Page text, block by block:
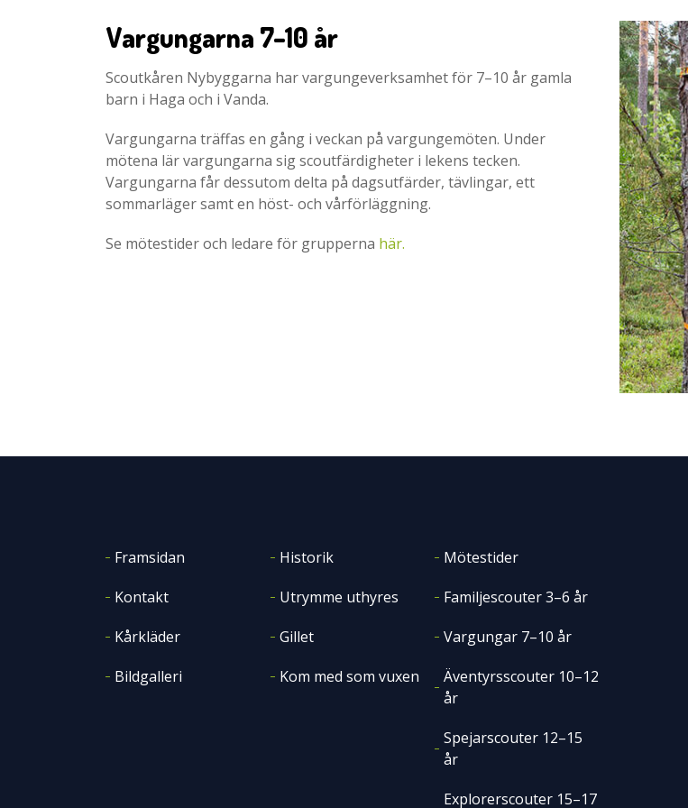
Vargungarna 7–10 år
Scoutkåren Nybyggarna har vargungeverksamhet för 7–10 år gamla
barn i Haga och i Vanda.
Vargungarna träffas en gång i veckan på vargungemöten. Under
mötena lär vargungarna sig scoutfärdigheter i lekens tecken.
Vargungarna får dessutom delta på dagsutfärder, tävlingar, ett
sommarläger samt en höst- och vårförläggning.
Se mötestider och ledare för grupperna här.
Framsidan
Kontakt
Kårkläder
Bildgalleri
Historik
Utrymme uthyres
Gillet
Kom med som vuxen
Mötestider
Familjescouter 3–6 år
Vargungar 7–10 år
Äventyrsscouter 10–12
år
Spejarscouter 12–15
år
Explorerscouter 15–17